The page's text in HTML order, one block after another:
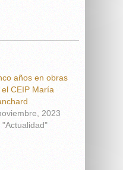
años en obras
CEIP María
2023
"Actualidad"